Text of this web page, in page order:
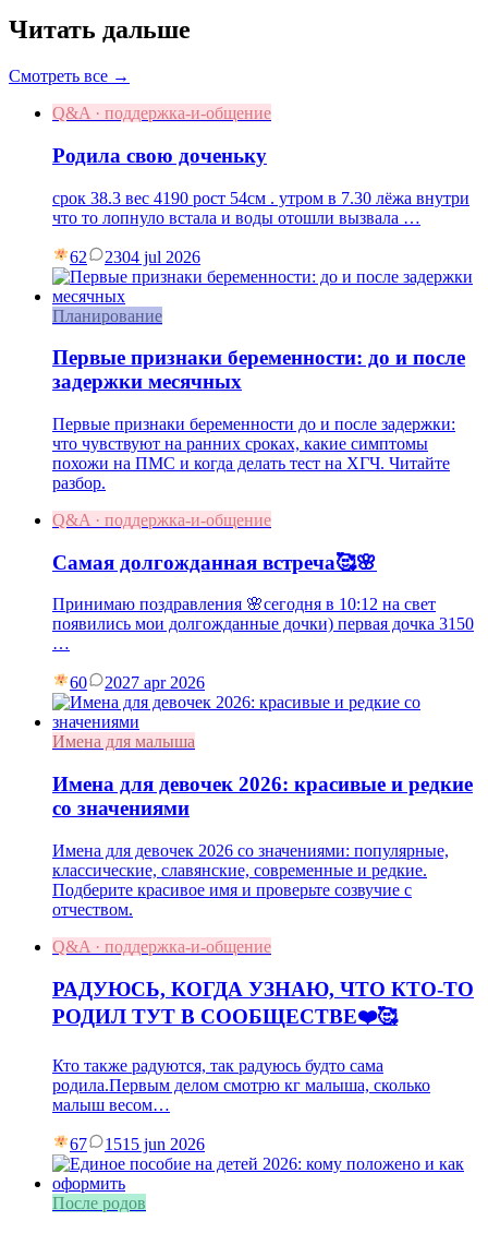
Читать дальше
Смотреть все →
Q&A · поддержка-и-общение
Родила свою доченьку
срок 38.3 вес 4190 рост 54см . утром в 7.30 лёжа внутри
что то лопнуло встала и воды отошли вызвала …
62 2304 jul 2026
Планирование
Первые признаки беременности: до и после
задержки месячных
Первые признаки беременности до и после задержки:
что чувствуют на ранних сроках, какие симптомы
похожи на ПМС и когда делать тест на ХГЧ. Читайте
разбор.
Q&A · поддержка-и-общение
Самая долгожданная встреча🥰🌸
Принимаю поздравления 🌸сегодня в 10:12 на свет
появились мои долгожданные дочки) первая дочка 3150
…
60 2027 apr 2026
Имена для малыша
Имена для девочек 2026: красивые и редкие
со значениями
Имена для девочек 2026 со значениями: популярные,
классические, славянские, современные и редкие.
Подберите красивое имя и проверьте созвучие с
отчеством.
Q&A · поддержка-и-общение
РАДУЮСЬ, КОГДА УЗНАЮ, ЧТО КТО-ТО
РОДИЛ ТУТ В СООБЩЕСТВЕ❤️🥰
Кто также радуются, так радуюсь будто сама
родила.Первым делом смотрю кг малыша, сколько
малыш весом…
67 1515 jun 2026
После родов